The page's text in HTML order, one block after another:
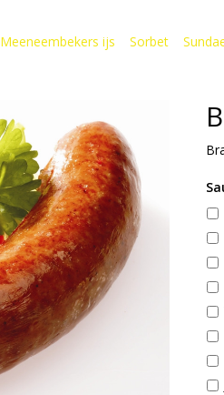
Meeneembekers ijs Sorbet